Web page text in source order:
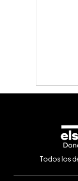
Todos los